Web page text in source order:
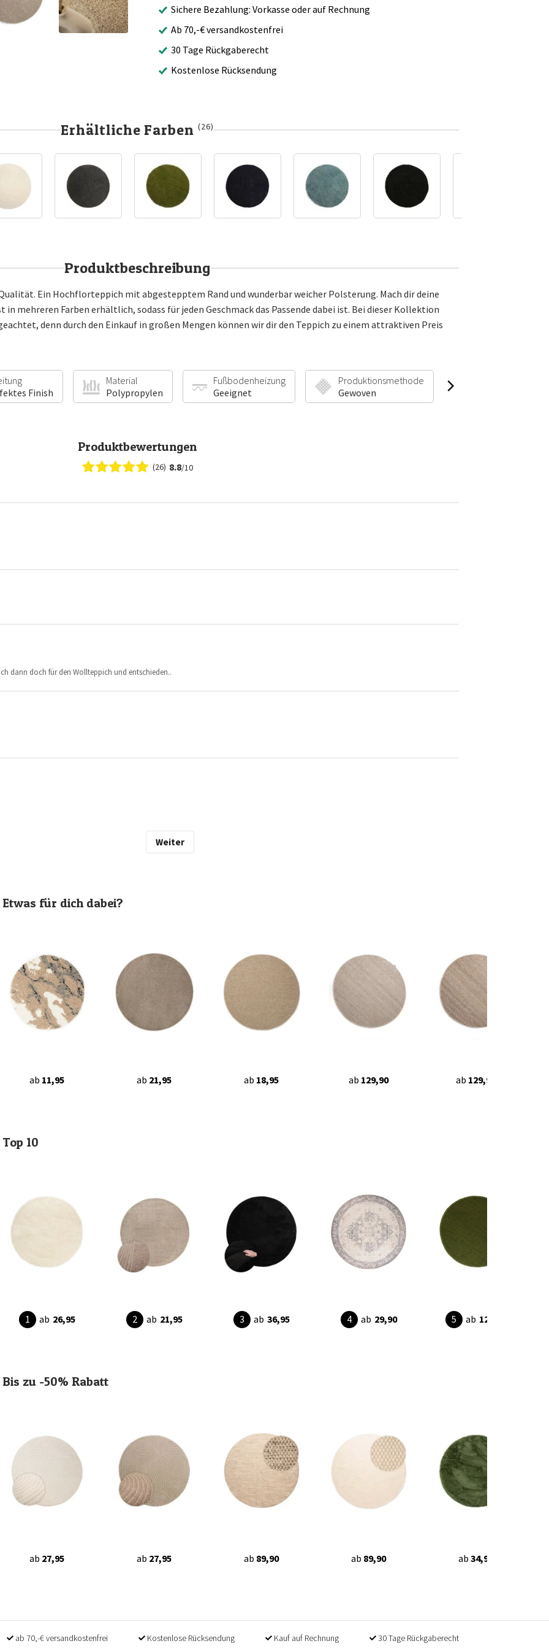
Sichere Bezahlung: Vorkasse oder auf Rechnung
Ab 70,-€ versandkostenfrei
30 Tage Rückgaberecht
Kostenlose Rücksendung
Erhältliche Farben(26)
Produktbeschreibung
Ein Hochflorteppich mit abgestepptem Rand und wunderbar weicher Polsterung. Mach dir deine
in mehreren Farben erhältlich, sodass für jeden Geschmack das Passende dabei ist. Bei dieser Kollektion
denn durch den Einkauf in großen Mengen können wir dir den Teppich zu einem attraktiven Preis
Finish
Material
Polypropylen
Fußbodenheizung
Geeignet
Produktionsmethode
Gewoven
Produktbewertungen
(26) 8.8/10
dann doch für den Wollteppich und entschieden..
Weiter
Etwas für dich dabei?
ab 11,95 ab 21,95 ab 18,95 ab 129,90 ab 129,90
Top 10
ab 26,95 ab 21,95 ab 36,95 ab 29,90 ab 129,90
Bis zu -50% Rabatt
ab 27,95 ab 27,95 ab 89,90 ab 89,90 ab 34,90
ab 70,-€ versandkostenfrei Kostenlose Rücksendung Kauf auf Rechnung 30 Tage Rückgaberecht